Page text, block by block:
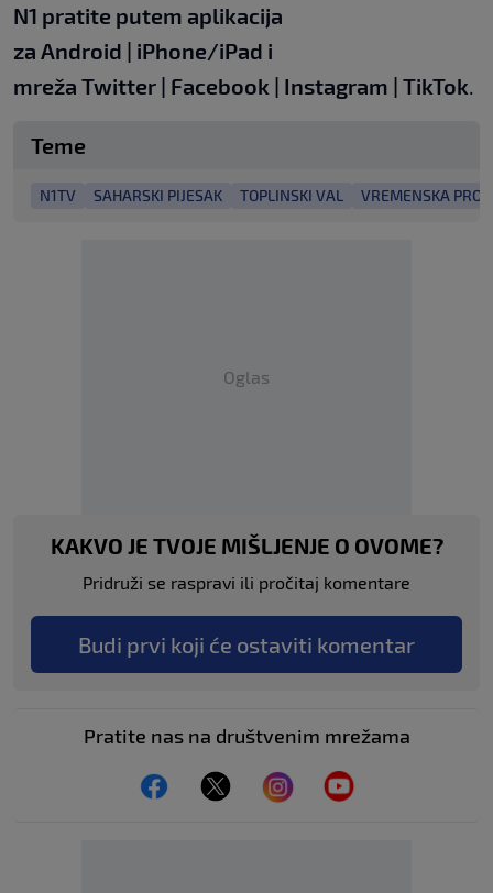
N1 pratite putem aplikacija
za Android | iPhone/iPad i
mreža Twitter | Facebook | Instagram | TikTok.
Teme
N1TV SAHARSKI PIJESAK TOPLINSKI VAL VREMENSKA
Oglas
KAKVO JE TVOJE MIŠLJENJE O OVOME?
Pridruži se raspravi ili pročitaj komentare
Budi prvi koji će ostaviti komentar
Pratite nas na društvenim mrežama